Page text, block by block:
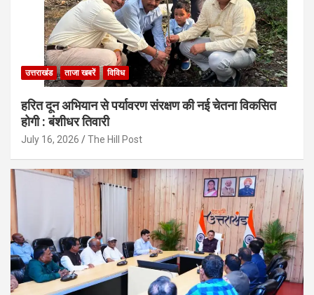
उत्तराखंड ताजा खबरें विविध
हरित दून अभियान से पर्यावरण संरक्षण की नई चेतना विकसित
होगी : बंशीधर तिवारी
July 16, 2026 The Hill Post